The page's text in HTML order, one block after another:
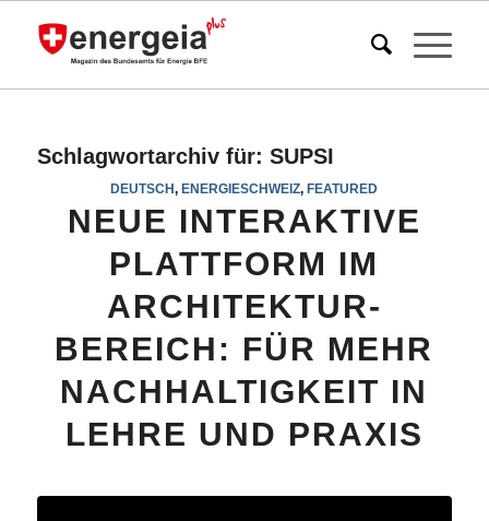
Schlagwortarchiv für: SUPSI
DEUTSCH,ENERGIESCHWEIZ,FEATURED
NEUE INTERAKTIVE
PLATTFORM IM
ARCHITEKTUR-
BEREICH: FÜR MEHR
NACHHALTIGKEIT IN
LEHRE UND PRAXIS